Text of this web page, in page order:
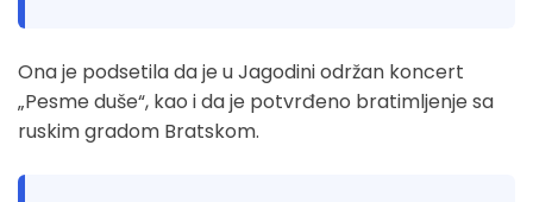
Ona je podsetila da je u Jagodini održan koncert
„Pesme duše“, kao i da je potvrđeno bratimljenje sa
ruskim gradom Bratskom.